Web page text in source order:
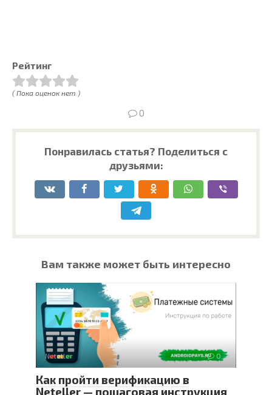
Рейтинг
( Пока оценок нет )
0
Понравилась статья? Поделиться с
друзьями:
Вам также может быть интересно
Neteller 0
Как пройти верификацию в
Neteller — пошаговая инструкция